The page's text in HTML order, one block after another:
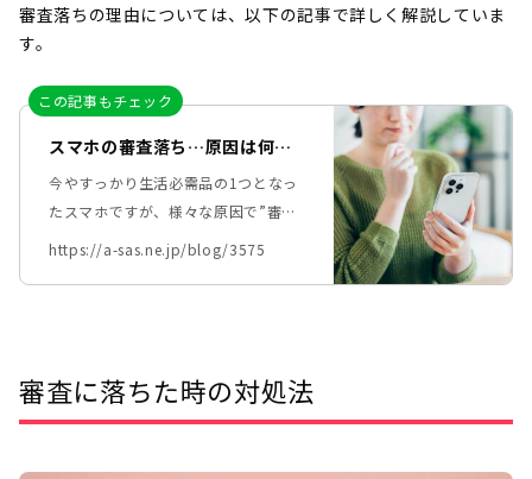
審査落ちの理由については、以下の記事で詳しく解説していま
す。
この記事もチェック
スマホの審査落ち…原因は何？
ブラックでもスマホを持つ方法8
選
今やすっかり生活必需品の1つとなっ
たスマホですが、様々な原因で”審査
落ち”してしまって契約できないこと
りやすく解説しています。
https://a-sas.ne.jp/blog/3575
審査に落ちた時の対処法